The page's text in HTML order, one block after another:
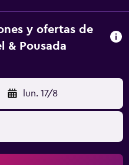
y ofertas de
& Pousada
lun. 17/8